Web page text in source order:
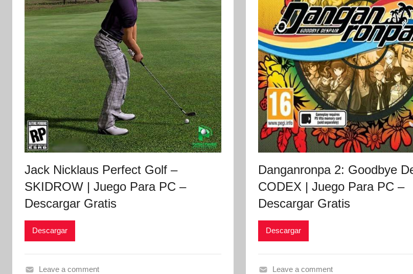
Jack Nicklaus Perfect Golf –
SKIDROW | Juego Para PC –
Descargar Gratis
Descargar
Leave a comment
Danganronpa 2: Goodbye
CODEX | Juego Para PC –
Descargar Gratis
Descargar
Leave a comment